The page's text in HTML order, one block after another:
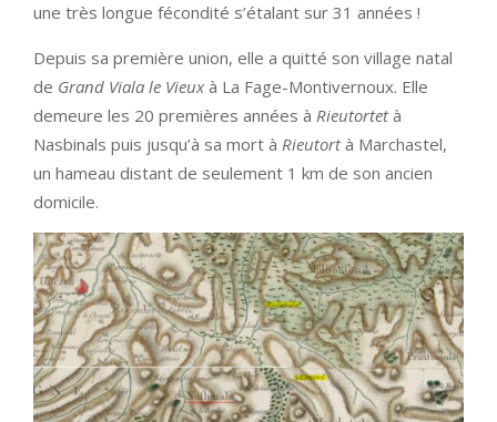
une très longue fécondité s’étalant sur 31 années !
Depuis sa première union, elle a quitté son village natal
de Grand Viala le Vieuxà La Fage-Montivernoux. Elle
demeure les 20 premières années à Rieutortetà
Nasbinals puis jusqu’à sa mort à Rieutortà Marchastel,
un hameau distant de seulement 1 km de son ancien
domicile.